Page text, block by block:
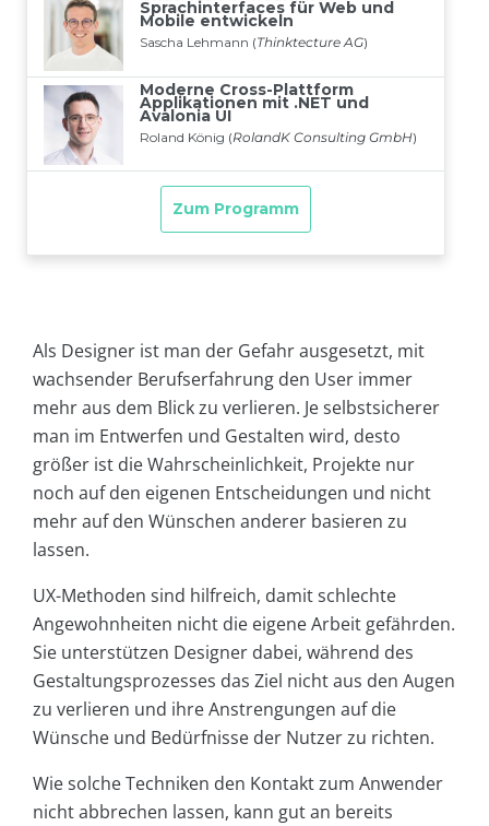
Als Designer ist man der Gefahr ausgesetzt, mit
wachsender Berufserfahrung den User immer
mehr aus dem Blick zu verlieren. Je selbstsicherer
man im Entwerfen und Gestalten wird, desto
größer ist die Wahrscheinlichkeit, Projekte nur
noch auf den eigenen Entscheidungen und nicht
mehr auf den Wünschen anderer basieren zu
lassen.
UX-Methoden sind hilfreich, damit schlechte
Angewohnheiten nicht die eigene Arbeit gefährden.
Sie unterstützen Designer dabei, während des
Gestaltungsprozesses das Ziel nicht aus den Augen
zu verlieren und ihre Anstrengungen auf die
Wünsche und Bedürfnisse der Nutzer zu richten.
Wie solche Techniken den Kontakt zum Anwender
nicht abbrechen lassen, kann gut an bereits